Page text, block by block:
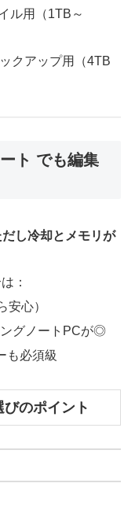
ル用（1TB～
クアップ用（4TB
ト でも編集
し冷却とメモリが
：
安心）
ングノートPCが◎
も必須級
のポイント